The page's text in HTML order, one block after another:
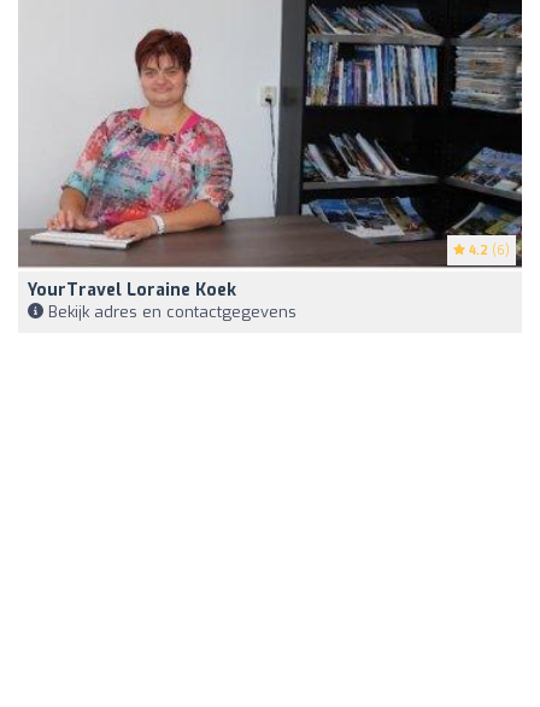
4.2 (6)
YourTravel Loraine Koek
Bekijk adres en contactgegevens